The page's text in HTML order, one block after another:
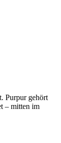
Purpur gehört
– mitten im